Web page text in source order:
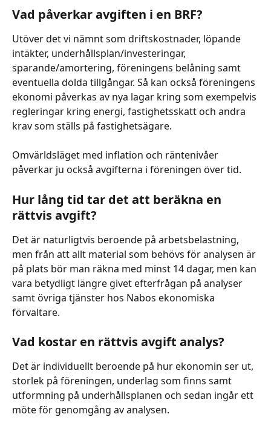
Vad påverkar avgiften i en BRF?
Utöver det vi nämnt som driftskostnader, löpande
intäkter, underhållsplan/investeringar,
sparande/amortering, föreningens belåning samt
eventuella dolda tillgångar. Så kan också föreningens
ekonomi påverkas av nya lagar kring som exempelvis
regleringar kring energi, fastighetsskatt och andra
krav som ställs på fastighetsägare.
Omvärldsläget med inflation och räntenivåer
påverkar ju också avgifterna i föreningen över tid.
Hur lång tid tar det att beräkna en
rättvis avgift?
Det är naturligtvis beroende på arbetsbelastning,
men från att allt material som behövs för analysen är
på plats bör man räkna med minst 14 dagar, men kan
vara betydligt längre givet efterfrågan på analyser
samt övriga tjänster hos Nabos ekonomiska
förvaltare.
Vad kostar en rättvis avgift analys?
Det är individuellt beroende på hur ekonomin ser ut,
storlek på föreningen, underlag som finns samt
utformning på underhållsplanen och sedan ingår ett
möte för genomgång av analysen.